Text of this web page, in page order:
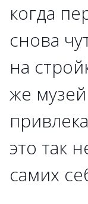
когда
снова
на
же
это так
самих